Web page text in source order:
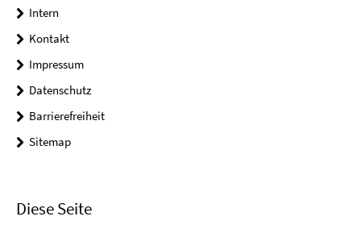
Intern
Kontakt
Impressum
Datenschutz
Barrierefreiheit
Sitemap
Diese Seite